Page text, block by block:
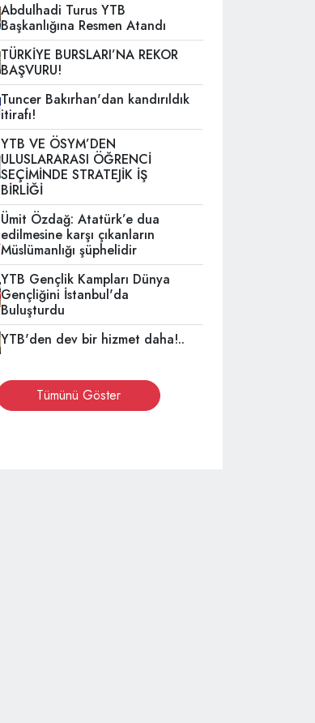
Abdulhadi Turus YTB
Başkanlığına Resmen Atandı
TÜRKİYE BURSLARI’NA REKOR
BAŞVURU!
Tuncer Bakırhan'dan kandırıldık
itirafı!
YTB VE ÖSYM’DEN
ULUSLARARASI ÖĞRENCİ
SEÇİMİNDE STRATEJİK İŞ
BİRLİĞİ
Ümit Özdağ: Atatürk’e dua
edilmesine karşı çıkanların
Müslümanlığı şüphelidir
YTB Gençlik Kampları Dünya
Gençliğini İstanbul'da
Buluşturdu
YTB'den dev bir hizmet daha!..
Tümünü Göster